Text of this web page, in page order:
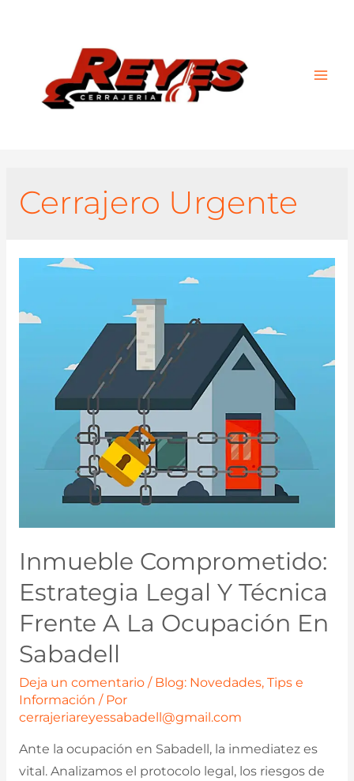
Cerrajero Urgente
Inmueble Comprometido:
Estrategia Legal Y Técnica
Frente A La Ocupación En
Sabadell
Deja un comentario / Blog: Novedades, Tips e
Información / Por
cerrajeriareyessabadell@gmail.com
Ante la ocupación en Sabadell, la inmediatez es
vital. Analizamos el protocolo legal, los riesgos de